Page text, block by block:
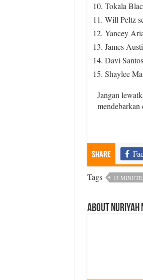
Tokala
Will Peltz
Yancey
James
Davi
Shaylee
Jangan
mendebarkan
Share
Tags 13
About Nuriyah